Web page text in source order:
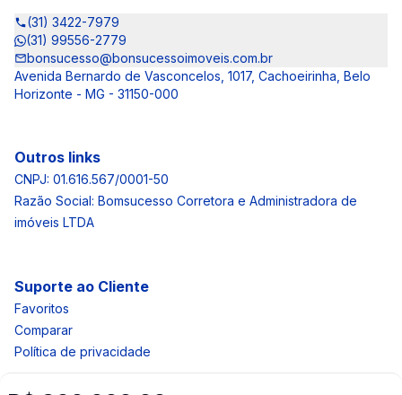
(31) 3422-7979
(31) 99556-2779
bonsucesso@bonsucessoimoveis.com.br
Avenida Bernardo de Vasconcelos, 1017, Cachoeirinha, Belo
Horizonte - MG - 31150-000
Outros links
CNPJ: 01.616.567/0001-50
Razão Social: Bomsucesso Corretora e Administradora de
imóveis LTDA
Suporte ao Cliente
Favoritos
Comparar
Política de privacidade